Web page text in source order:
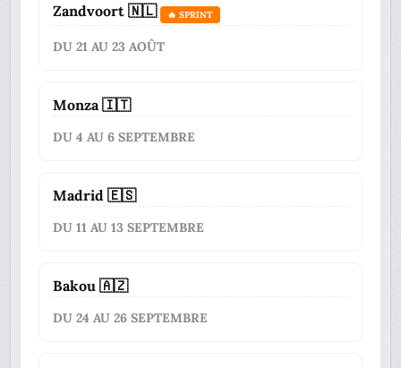
Zandvoort 🇳🇱 🔥 SPRINT
DU 21 AU 23 AOÛT
Monza 🇮🇹
DU 4 AU 6 SEPTEMBRE
Madrid 🇪🇸
DU 11 AU 13 SEPTEMBRE
Bakou 🇦🇿
DU 24 AU 26 SEPTEMBRE